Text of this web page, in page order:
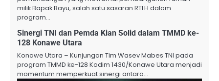
milik Bapak Bayu, salah satu sasaran RTLH dalam
program…
Sinergi TNI dan Pemda Kian Solid dalam TMMD ke-
128 Konawe Utara
Konawe Utara – Kunjungan Tim Wasev Mabes TNI pada
program TMMD ke-128 Kodim 1430/Konawe Utara menjadi
momentum memperkuat sinergi antara…